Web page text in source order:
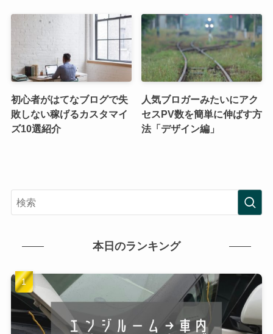
初心者がはてなブログで失
敗しない稼げるカスタマイ
ズ10選紹介
人気ブロガーみたいにアク
セスPV数を簡単に伸ばす方
法「デザイン編」
本日のランキング